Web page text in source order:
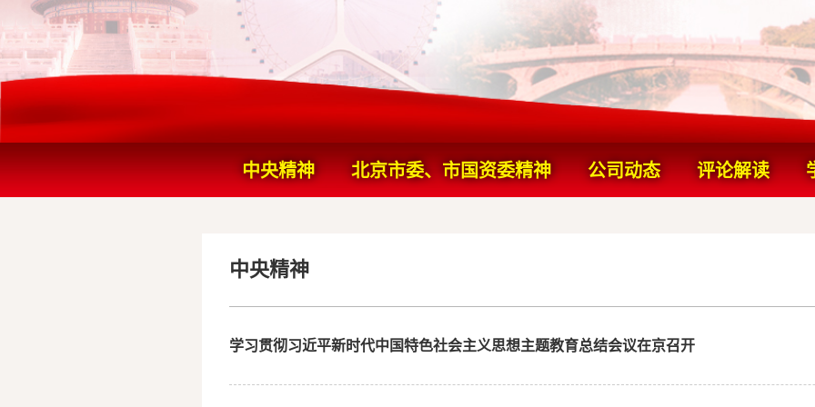
中央精神 北京市委、市国资委精神 公司动态 评论解读
中央精神
学习贯彻习近平新时代中国特色社会主义思想主题教育总结会议在京召开